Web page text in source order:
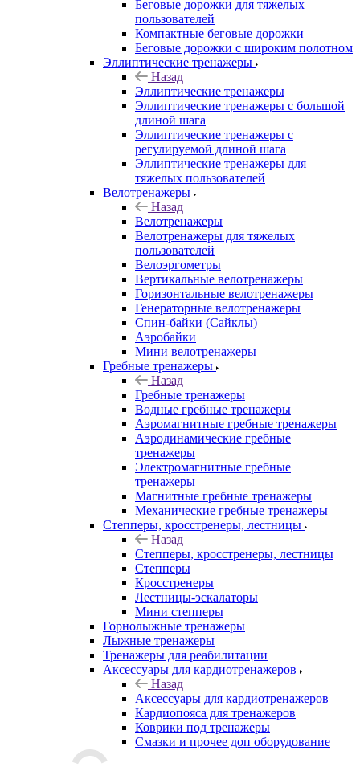
Беговые дорожки для тяжелых
пользователей
Компактные беговые дорожки
Беговые дорожки с широким полотном
Эллиптические тренажеры
Назад
Эллиптические тренажеры
Эллиптические тренажеры с большой
длиной шага
Эллиптические тренажеры с
регулируемой длиной шага
Эллиптические тренажеры для
тяжелых пользователей
Велотренажеры
Назад
Велотренажеры
Велотренажеры для тяжелых
пользователей
Велоэргометры
Вертикальные велотренажеры
Горизонтальные велотренажеры
Генераторные велотренажеры
Спин-байки (Сайклы)
Аэробайки
Мини велотренажеры
Гребные тренажеры
Назад
Гребные тренажеры
Водные гребные тренажеры
Аэромагнитные гребные тренажеры
Аэродинамические гребные
тренажеры
Электромагнитные гребные
тренажеры
Магнитные гребные тренажеры
Механические гребные тренажеры
Степперы, кросстренеры, лестницы
Назад
Степперы, кросстренеры, лестницы
Степперы
Кросстренеры
Лестницы-эскалаторы
Мини степперы
Горнолыжные тренажеры
Лыжные тренажеры
Тренажеры для реабилитации
Аксессуары для кардиотренажеров
Назад
Аксессуары для кардиотренажеров
Кардиопояса для тренажеров
Коврики под тренажеры
Смазки и прочее доп оборудование